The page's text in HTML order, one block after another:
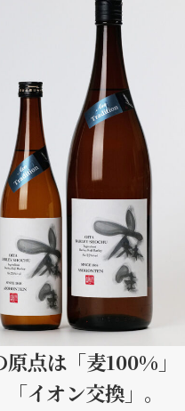
点は「麦100%」
「イオン交換」。